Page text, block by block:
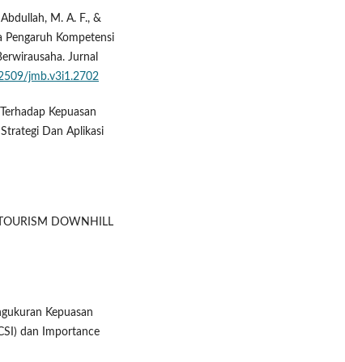
M. A. F., &
Pengaruh Kompetensi
Jurnal
jmb.v3i1.2702
Kepuasan
Dan Aplikasi
DOWNHILL
Kepuasan
dan Importance